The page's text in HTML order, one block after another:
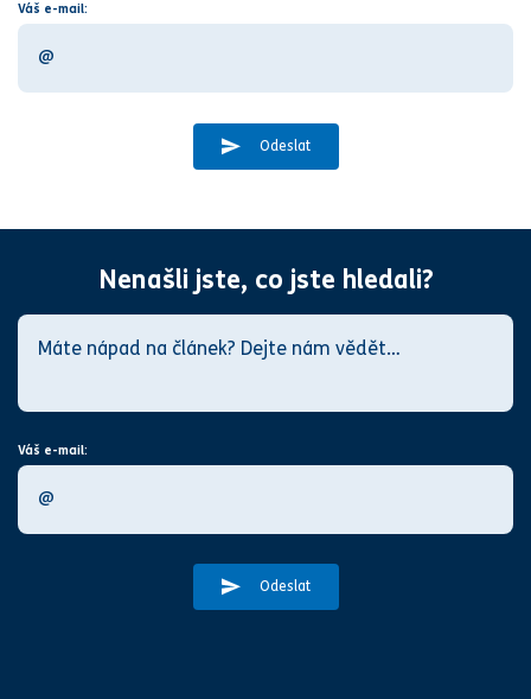
Váš e-mail:
Odeslat
Nenašli jste, co jste hledali?
Váš e-mail:
Odeslat